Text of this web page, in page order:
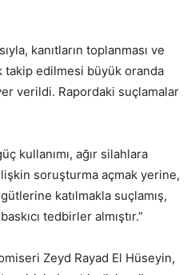
kanıtların toplanması ve
edilmesi büyük oranda
verildi. Rapordaki suçlamalar
kullanımı, ağır silahlara
soruşturma açmak yerine,
katılmakla suçlamış,
tedbirler almıştır.”
Zeyd Rayad El Hüseyin,